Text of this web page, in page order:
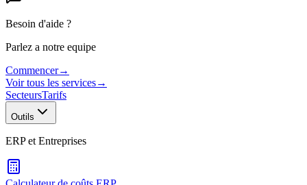
Besoin d'aide ?
Parlez a notre equipe
Commencer→
Voir tous les services→
SecteursTarifs
Outils
ERP et Entreprises